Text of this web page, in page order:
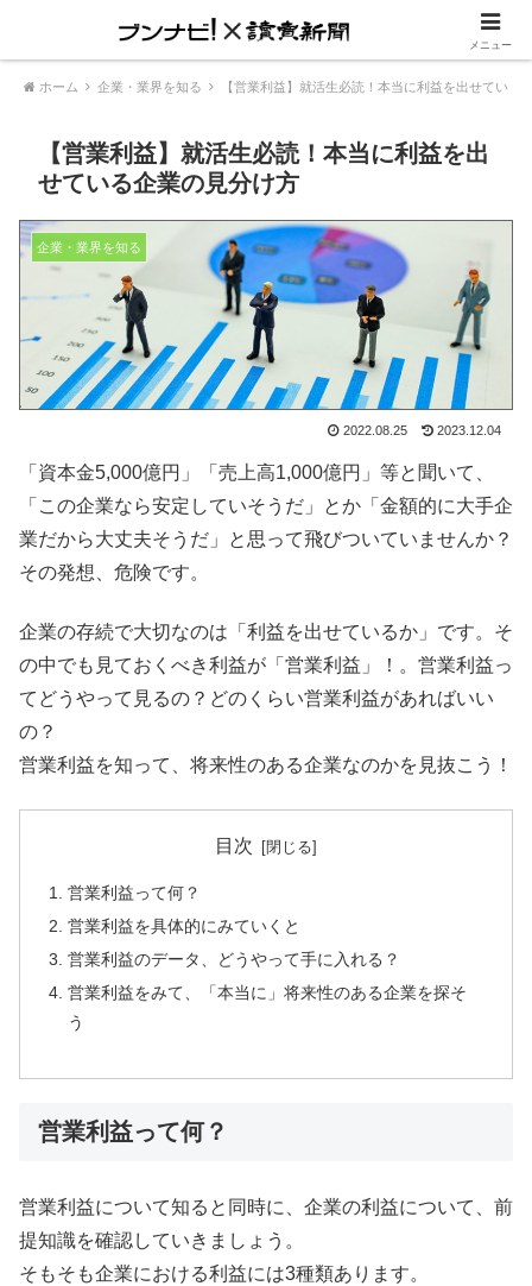
内定に一歩リード『就活進め方ガイド』
ホーム 企業・業界を知る 【営業利益】就活生必読！本当に利益を出せている
【営業利益】就活生必読！本当に利益を出
せている企業の見分け方
企業・業界を知る
2022.08.25 2023.12.04
「資本金5,000億円」「売上高1,000億円」等と聞いて、
「この企業なら安定していそうだ」とか「金額的に大手企
業だから大丈夫そうだ」と思って飛びついていませんか？
その発想、危険です。
企業の存続で大切なのは「利益を出せているか」です。そ
の中でも見ておくべき利益が「営業利益」！。営業利益っ
てどうやって見るの？どのくらい営業利益があればいい
の？
営業利益を知って、将来性のある企業なのかを見抜こう！
目次
営業利益って何？
営業利益を具体的にみていくと
営業利益のデータ、どうやって手に入れる？
営業利益をみて、「本当に」将来性のある企業を探そ
う
営業利益って何？
営業利益について知ると同時に、企業の利益について、前
提知識を確認していきましょう。
そもそも企業における利益には3種類あります。
メニュー